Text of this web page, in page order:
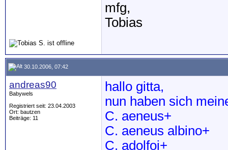
mfg,
Tobias
30.10.2006, 07:42
andreas90
Babywels
Registriert seit: 23.04.2003
Ort: bautzen
Beiträge: 11
hallo gitta,
nun haben sich
C. aeneus+
C. aeneus albino+
C. adolfoi+